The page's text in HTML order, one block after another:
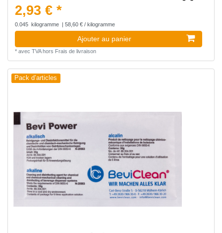
2,93 € *
0.045 kilogramme | 58,60 € / kilogramme
Ajouter au panier
* avec TVAhors Frais de livraison
Pack d’articles